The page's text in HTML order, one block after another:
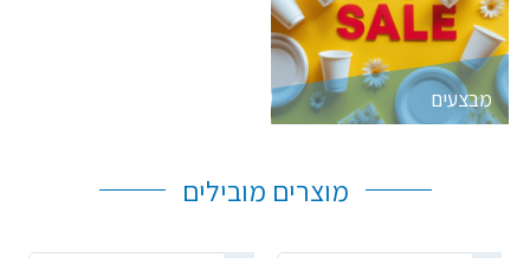
מבצעים
מוצרים מובילים